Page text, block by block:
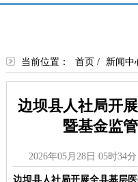
当前位置： 首页 / 新闻中
边坝县人社局开
暨基金监
2026年05月28日 05时34分
边坝县人社局开展全县基层